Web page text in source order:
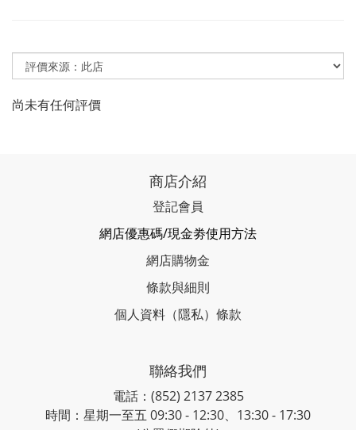
尚未有任何評價
商店介紹
登記會員
網店優惠碼/現金劵使用方法
網店購物金
條款與細則
個人資料（隱私）條款
聯絡我們
電話：(852) 2137 2385
時間：星期一至五 09:30 - 12:30、13:30 - 17:30